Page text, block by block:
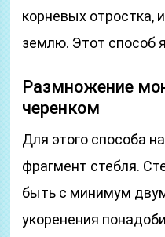
корневых отростка,
землю. Этот способ
Размножение
черенком
Для этого способа
фрагмент стебля.
быть с минимум
укоренения